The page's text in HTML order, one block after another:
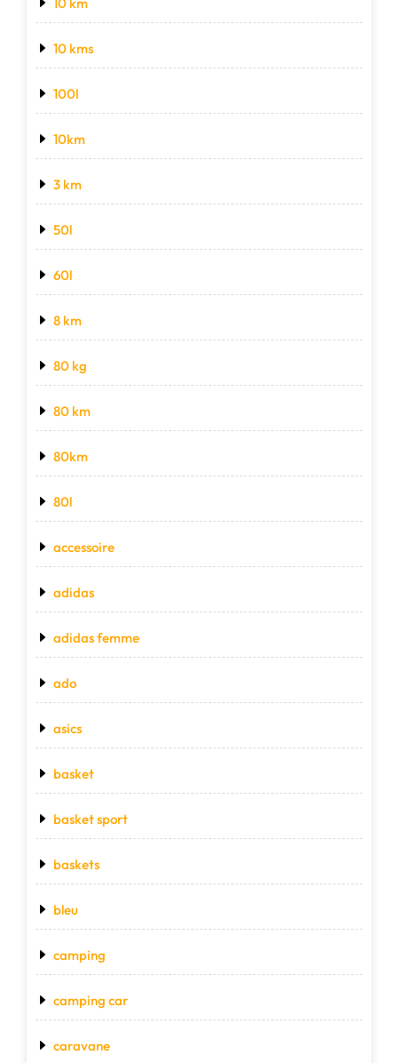
10 kms
100l
10km
3 km
50l
60l
8 km
80 kg
80 km
80km
80l
accessoire
adidas
adidas femme
ado
asics
basket
basket sport
baskets
bleu
camping
camping car
caravane